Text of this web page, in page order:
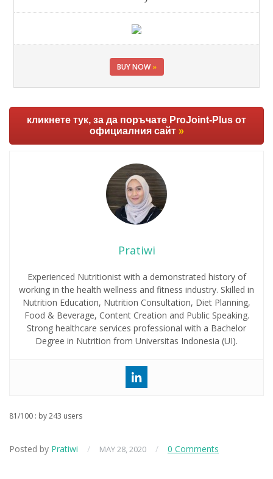
BUY NOW »
кликнете тук, за да поръчате ProJoint-Plus от
официалния сайт »
Pratiwi
Experienced Nutritionist with a demonstrated history of
working in the health wellness and fitness industry. Skilled in
Nutrition Education, Nutrition Consultation, Diet Planning,
Food & Beverage, Content Creation and Public Speaking.
Strong healthcare services professional with a Bachelor
Degree in Nutrition from Universitas Indonesia (UI).
81/100 : by243 users
Posted by Pratiwi / MAY 28, 2020 / 0 Comments